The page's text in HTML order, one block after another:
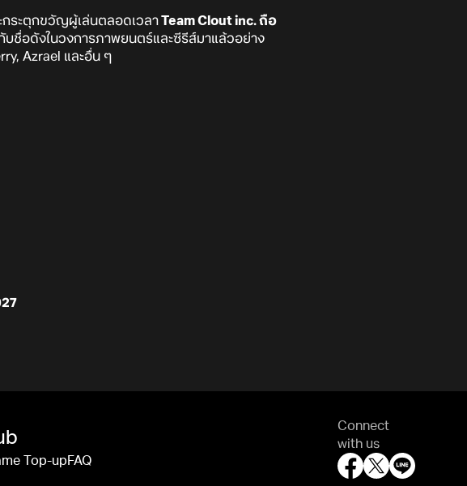
กระตุกขวัญผู้เล่นตลอดเวลาTeam Clout inc. ถือ
ชื่อดังในวงการภาพยนตร์และซีรีส์มาแล้วอย่าง
Azrael และอื่น ๆ
Top-upFAQ
Connect
with us